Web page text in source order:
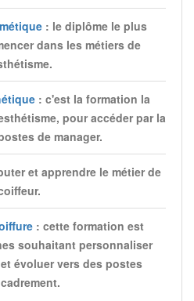
: le diplôme le plus
dans les métiers de
: c'est la formation la
pour accéder par la
de manager.
et apprendre le métier de
: cette formation est
souhaitant personnaliser
évoluer vers des postes